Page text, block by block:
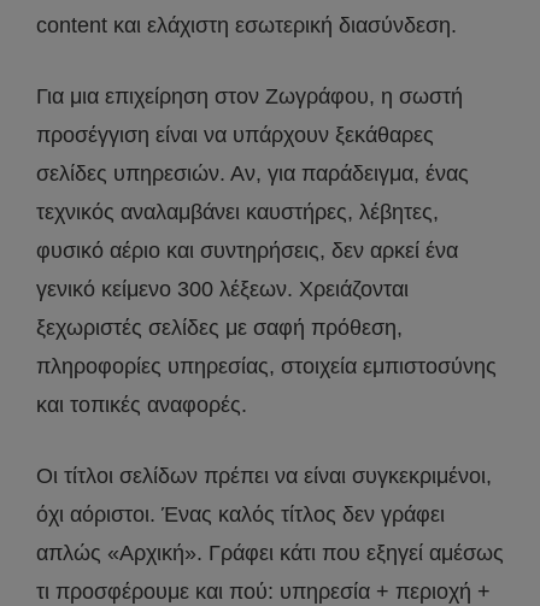
content και ελάχιστη εσωτερική διασύνδεση.
Για μια επιχείρηση στον Ζωγράφου, η σωστή
προσέγγιση είναι να υπάρχουν ξεκάθαρες
σελίδες υπηρεσιών. Αν, για παράδειγμα, ένας
τεχνικός αναλαμβάνει καυστήρες, λέβητες,
φυσικό αέριο και συντηρήσεις, δεν αρκεί ένα
γενικό κείμενο 300 λέξεων. Χρειάζονται
ξεχωριστές σελίδες με σαφή πρόθεση,
πληροφορίες υπηρεσίας, στοιχεία εμπιστοσύνης
και τοπικές αναφορές.
Οι τίτλοι σελίδων πρέπει να είναι συγκεκριμένοι,
όχι αόριστοι. Ένας καλός τίτλος δεν γράφει
απλώς «Αρχική». Γράφει κάτι που εξηγεί αμέσως
τι προσφέρουμε και πού: υπηρεσία + περιοχή +